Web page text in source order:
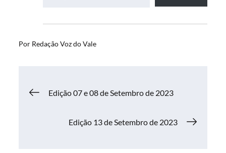
Por Redação Voz do Vale
Navegação
Edição 07 e 08 de Setembro de 2023
Edição 13 de Setembro de 2023